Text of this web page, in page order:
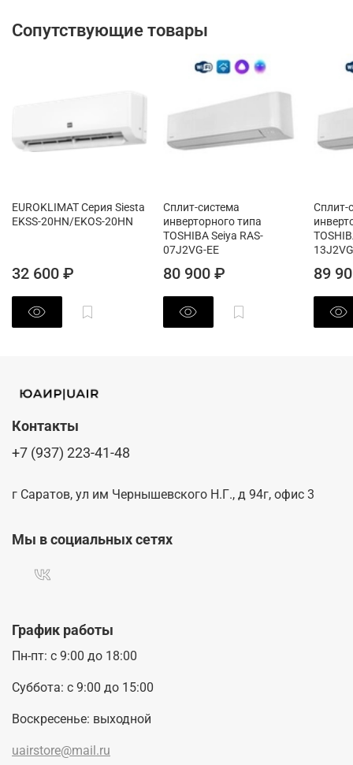
Сопутствующие товары
EUROKLIMAT Серия Siesta
EKSS-20HN/EKOS-20HN
32 600 ₽
Сплит-система
инверторного типа
TOSHIBA Seiya RAS-
07J2VG-EE
80 900 ₽
Сплит-
89
График работы
Пн-пт: с 9:00 до 18:00
Суббота: с 9:00 до 15:00
Воскресенье: выходной
uairstore@mail.ru
Контакты
+7 (937) 223-41-48
г Саратов, ул им Чернышевского Н.Г., д 94г, офис 3
Мы в социальных сетях